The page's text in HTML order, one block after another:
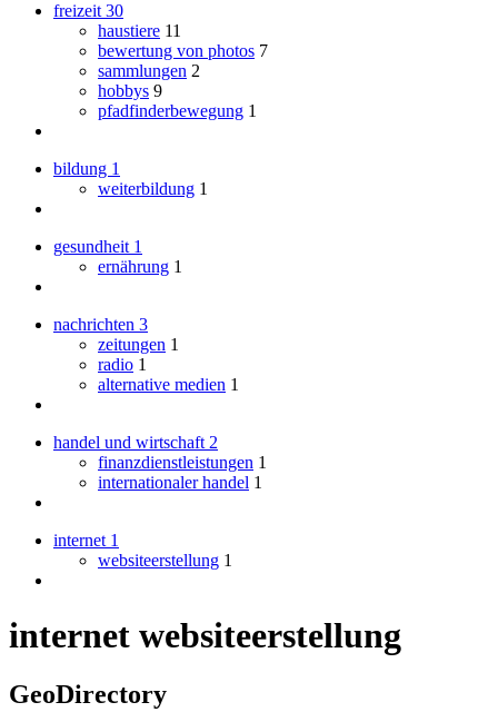
freizeit 30
haustiere 11
bewertung von photos 7
sammlungen 2
hobbys 9
pfadfinderbewegung 1
bildung 1
weiterbildung 1
gesundheit 1
ernährung 1
nachrichten 3
zeitungen 1
radio 1
alternative medien 1
handel und wirtschaft 2
finanzdienstleistungen 1
internationaler handel 1
internet 1
websiteerstellung 1
internet websiteerstellung
GeoDirectory